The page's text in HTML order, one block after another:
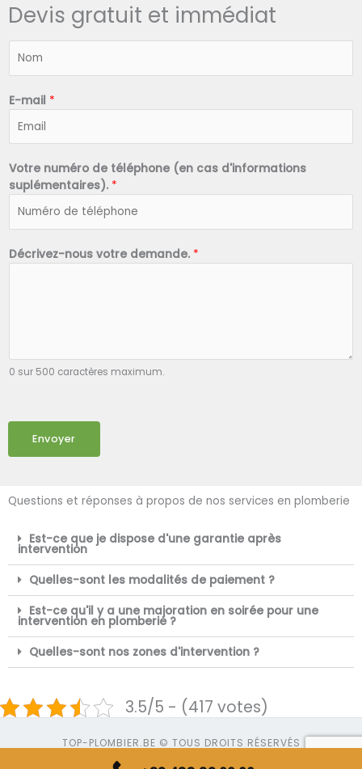
Devis gratuit et immédiat
*
E-mail *
Votre numéro de téléphone (en cas d'informations
suplémentaires). *
Décrivez-nous votre demande. *
0 sur 500 caractères maximum.
Envoyer
Questions et réponses à propos de nos services en plomberie
Est-ce que je dispose d'une garantie après
intervention
Quelles-sont les modalités de paiement ?
Est-ce qu'il y a une majoration en soirée pour une
intervention en plomberie ?
Quelles-sont nos zones d'intervention ?
3.5/5 - (417 votes)
TOP-PLOMBIER.BE © TOUS DROITS RÉSERVÉS